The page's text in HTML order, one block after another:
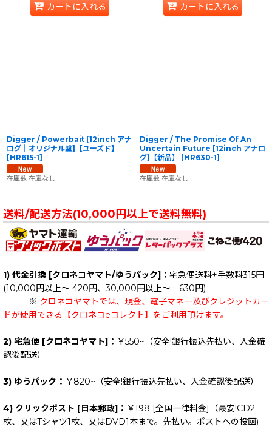
カートに入れる カートに入れる
Digger / Powerbait [12inch アナ
ログ｜オリジナル盤]【ユーズド】
[HR615-1]
在庫数 在庫なし
Digger / The Promise Of An
Uncertain Future [12inch アナロ
グ]【新品】
[HR630-1]
在庫数 在庫なし
送料/配送方法(10,000円以上で送料無料)
1) 代金引換 [クロネコヤマト/ゆうパック]： 宅急便送料+手数料315円
(10,000円以上～ 420円、30,000円以上～ 630円)
※ クロネコヤマトでは、現金、電子マネー及びクレジットカー
ドが使用できる【クロネコeコレクト】をご利用頂けます。
2) 宅急便 [クロネコヤマト]： ￥550~（安全!銀行振込先払い、入金確
認後配送）
3) ゆうパック： ￥820~（安全!銀行振込先払い、入金確認後配送）
4) クリックポスト [日本郵政]： ￥198 [全国一律料金]
（最安!CD2
枚、又はTシャツ1枚、又はDVD1本まで。先払い。ポストへの投函)